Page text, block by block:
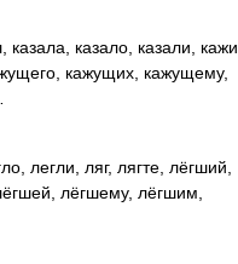
казало, казали, кажи,
кажущих, кажущему,
легли, ляг, лягте, лёгший,
лёгшему, лёгшим,